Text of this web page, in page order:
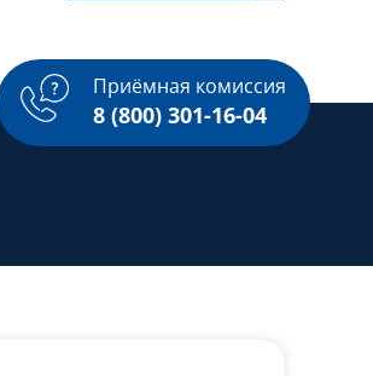
Приёмная комиссия
8 (800) 301-16-04
Спорт Услуги